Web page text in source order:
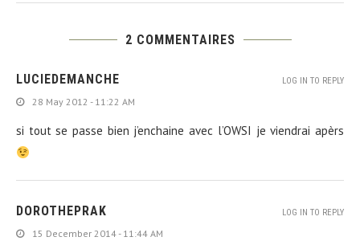
2 COMMENTAIRES
LUCIEDEMANCHE
28 May 2012 - 11:22 AM
si tout se passe bien j’enchaine avec l’OWSI je viendrai apèrs
LOG IN TO REPLY
DOROTHEPRAK
15 December 2014 - 11:44 AM
LOG IN TO REPLY